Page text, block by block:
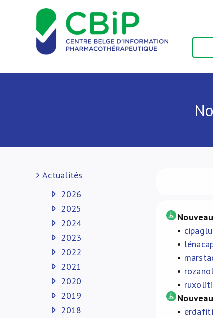
•
•
•
•
•
•
Actualités
2026
2025
2024
2023
2022
2021
2020
2019
2018